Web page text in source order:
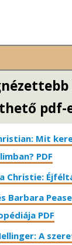
pdf-
Mit
PDF
Christie:
Barbara
PDF
A